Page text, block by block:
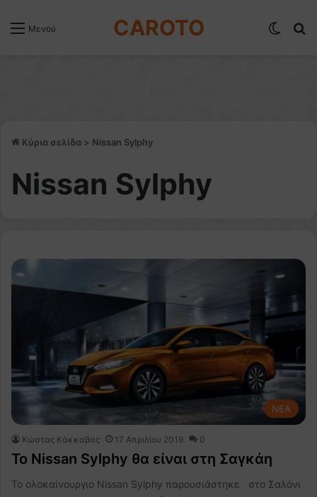
Μενού CAROTO
Κύρια σελίδα > Nissan Sylphy
Nissan Sylphy
NEA
Κώστας Κάκκαβας 17 Απριλίου 2019 0
To Nissan Sylphy θα είναι στη Σαγκάη
Το ολοκαίνουργιο Nissan Sylphy παρουσιάστηκε στο Σαλόνι